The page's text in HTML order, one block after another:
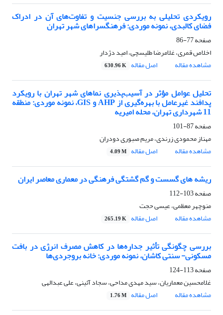
رویکردی تحلیلی به بررسی جنسیت و تفاوت‌های آن در ادراک
فضای کالبدی، نمونه موردی: فرهنگسراهای شهر تهران
صفحه77-86
اخلاص قمری، غلامرضا طلیسچی، امید دژدار
مشاهده مقاله
اصل مقاله 630.96 K
تحلیل عوامل مؤثر در آسیب‌پذیری نماهای شهر تهران با رویکرد
پدافند غیرعامل با بهره‌گیری از AHP و GIS، نمونه موردی: منطقه
11 شهرداری تهران، محله امیریه
صفحه87-101
مهناز محمودی زرندی، مریم صبوری دودران
مشاهده مقاله
اصل مقاله 4.09 M
ریشه های گسست و گم گشتگی فرهنگی در معماری معاصر ایران
صفحه103-112
منوچهر معظمی، عیسی حجت
مشاهده مقاله
اصل مقاله 265.19 K
بررسی چگونگی تأثیر جداره‌ها در کاهش مصرف انرژی در بافت
مسکونی- سنتی کاشان، نمونه موردی: خانه بروجردی‌ها
صفحه113-124
غلامحسین معماریان، سید مهدی مداحی، سجاد آئینی، علی عبدالهی
مشاهده مقاله
اصل مقاله 1.76 M